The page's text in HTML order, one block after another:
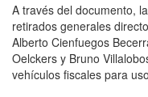
A través del documento,
retirados generales
Alberto Cienfuegos
Oelckers y Bruno
vehículos fiscales para